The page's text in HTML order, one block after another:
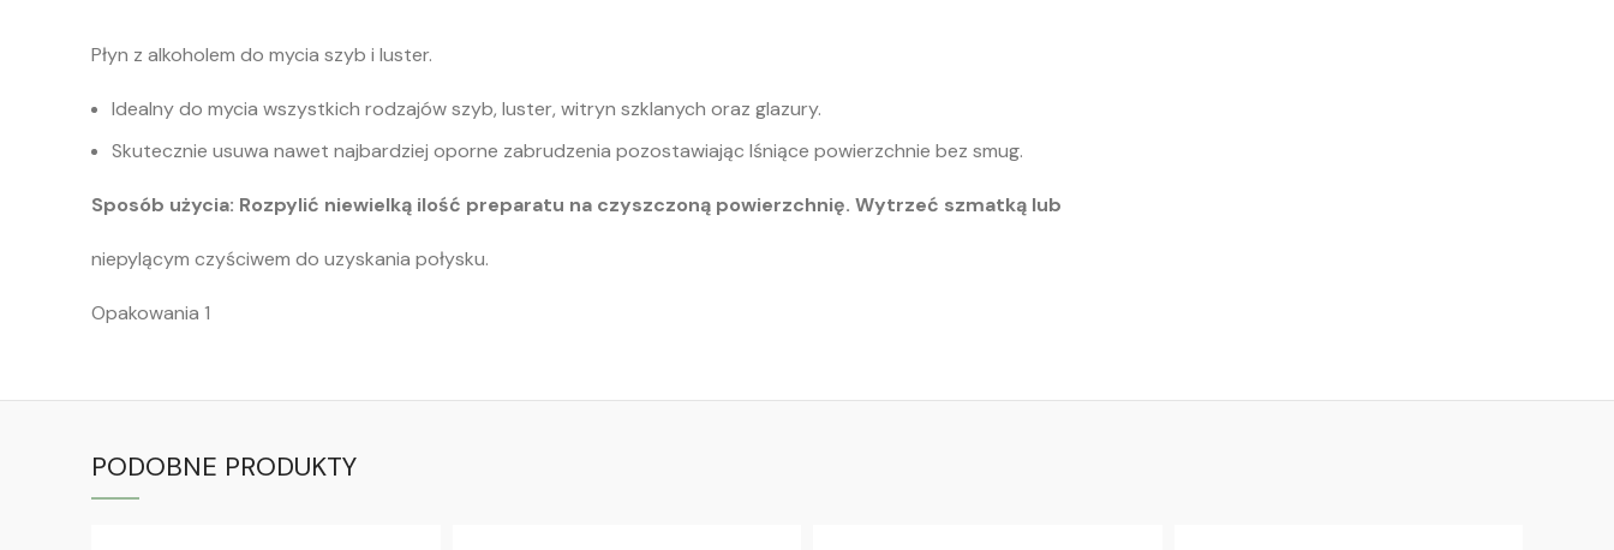
Płyn z alkoholem do mycia szyb i luster.
Idealny do mycia wszystkich rodzajów szyb, luster, witryn szklanych oraz glazury.
Skutecznie usuwa nawet najbardziej oporne zabrudzenia pozostawiając lśniące powierzchnie bez smug.
Sposób użycia: Rozpylić niewielką ilość preparatu na czyszczoną powierzchnię. Wytrzeć szmatką lub
niepylącym czyściwem do uzyskania połysku.
Opakowania 1
PODOBNE PRODUKTY